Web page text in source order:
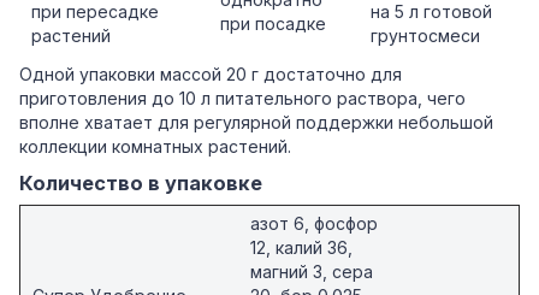
при пересадке
растений
при посадке
на 5 л готовой
грунтосмеси
Одной упаковки массой 20 г достаточно для
приготовления до 10 л питательного раствора, чего
вполне хватает для регулярной поддержки небольшой
коллекции комнатных растений.
Количество в упаковке
азот 6, фосфор
12, калий 36,
магний 3, сера